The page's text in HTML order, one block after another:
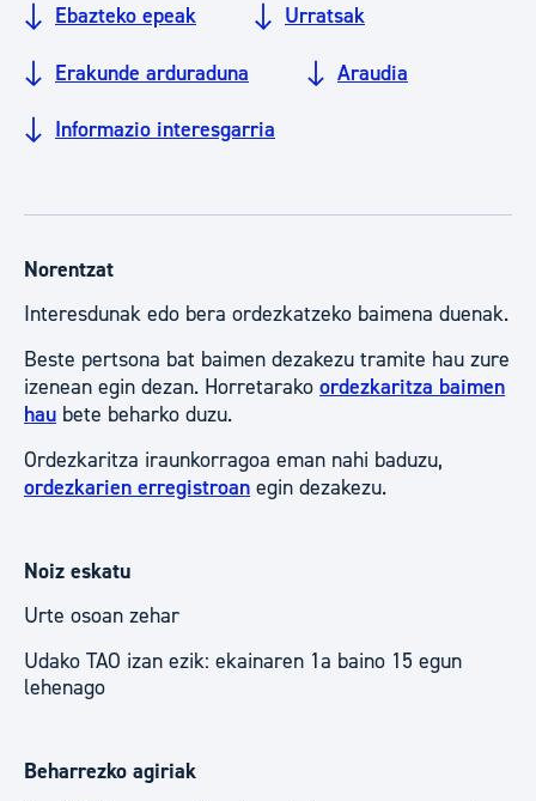
Ebazteko epeak Urratsak
Erakunde arduraduna Araudia
Informazio interesgarria
Norentzat
Interesdunak edo bera ordezkatzeko baimena duenak.
Beste pertsona bat baimen dezakezu tramite hau zure
izenean egin dezan. Horretarako ordezkaritza baimen
hau bete beharko duzu.
Ordezkaritza iraunkorragoa eman nahi baduzu,
ordezkarien erregistroan egin dezakezu.
Noiz eskatu
Urte osoan zehar
Udako TAO izan ezik: ekainaren 1a baino 15 egun
lehenago
Beharrezko agiriak